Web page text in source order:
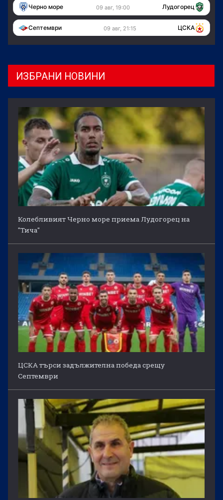
Черно море 09 авг, 19:00 Лудогорец
Септември 09 авг, 21:15 ЦСКА
ИЗБРАНИ НОВИНИ
Колебливият Черно море приема Лудогорец на
"Тича"
ЦСКА търси задължителна победа срещу
Септември